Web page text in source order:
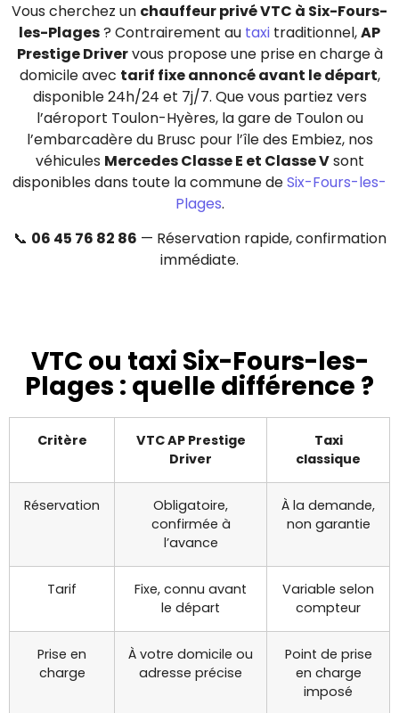
Vous cherchez un chauffeur privé VTC à Six-Fours-
les-Plages? Contrairement au taxi traditionnel,AP
Prestige Drivervous propose une prise en charge à
domicile avec tarif fixe annoncé avant le départ,
disponible 24h/24 et 7j/7. Que vous partiez vers
l’aéroport Toulon-Hyères, la gare de Toulon ou
l’embarcadère du Brusc pour l’île des Embiez, nos
véhicules Mercedes Classe E et Classe Vsont
disponibles dans toute la commune deSix-Fours-les-
Plages.
📞 06 45 76 82 86 — Réservation rapide, confirmation
immédiate.
VTC ou taxi Six-Fours-les-
Plages : quelle différence ?
Critère
VTC AP Prestige
Driver
Taxi
classique
Réservation
Obligatoire,
confirmée à
l’avance
À la demande,
non garantie
Tarif
Fixe, connu avant
le départ
Variable selon
compteur
Prise en
charge
À votre domicile ou
adresse précise
Point de prise
en charge
imposé